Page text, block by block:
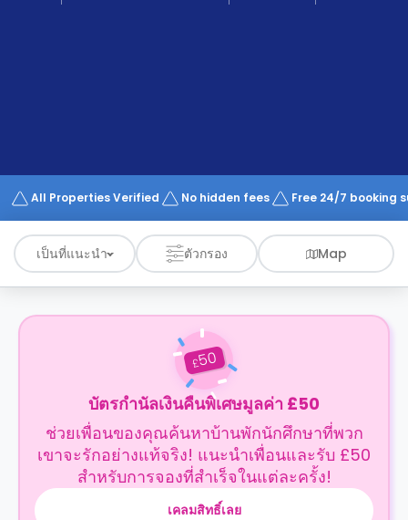
Works
All Properties Verified No hidden fees Free 24/7 booking
เป็นที่แนะนำ ตัวกรอง Map
£50
บัตรกำนัลเงินคืนพิเศษมูลค่า £50
ช่วยเพื่อนของคุณค้นหาบ้านพักนักศึกษาที่พวก
เขาจะรักอย่างแท้จริง! แนะนำเพื่อนและรับ £50
สำหรับการจองที่สำเร็จในแต่ละครั้ง!
เคลมสิทธิ์เลย